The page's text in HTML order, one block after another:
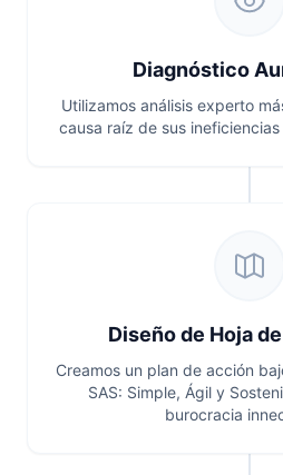
Diagnóstico
Utilizamos análisis experto
causa raíz de sus
Diseño de Hoja
Creamos un plan de acción
SAS: Simple, Ágil y
burocracia